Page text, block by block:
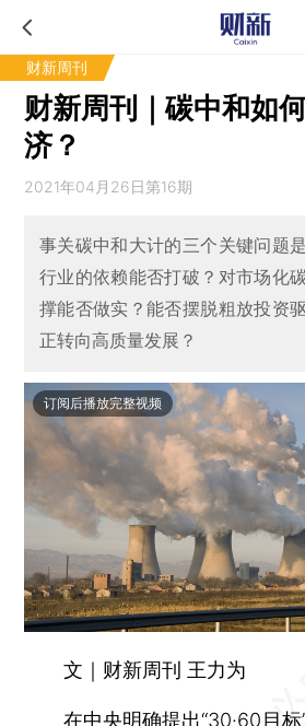
财新周刊
财新周刊｜碳中和如
济？
2021年04月26日第16期
事关碳中和大计的三个关键问题
行业的依赖能否打破？对市场化
撑能否做实？能否摆脱粗放投资
正转向高质量发展？
订阅后播放完整视频
文｜财新周刊 王力为
在中央明确提出“30·60目标